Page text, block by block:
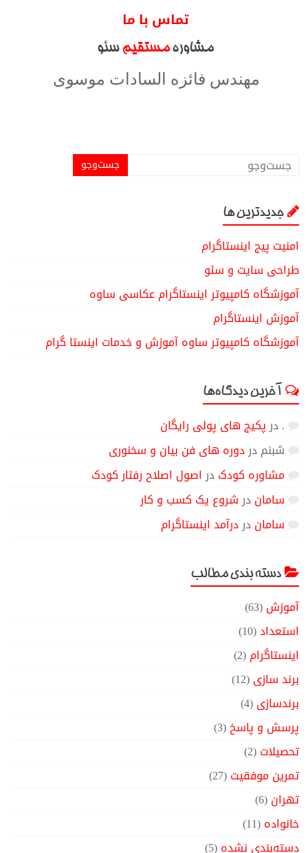
تماس با ما
مشاورهمستقیمسئو
مهندس فائزه السادات موسوی
جدیدترین ها
امنیت پیج اینستاگرام
طراحی سایت و سئو
آموزشگاه کامپیوتر اینستاگرام عکاسی ساوه
آموزش اینستاگرام
آموزشگاه کامپیوتر ساوه آموزش و خدمات اینستا گرام
آخرین دیدگاه‌ها
.درپکیج های پولی رایگان
شبنمدردوره های فن بیان و سخنوری
مشاوره کودکدراصول اصلاح رفتار کودک
ساماندرشروع یک کسب و کار
ساماندردرآمد اینستاگرام
دسته بندی مطالب
آموزش(63)
استعداد(10)
اینستاگرام(2)
برند سازی(12)
برندسازی(4)
پرسش و پاسخ(3)
تحصیلات(2)
تمرین موفقیت(27)
تهران(6)
خانواده(11)
دسته‌بندی نشده(5)